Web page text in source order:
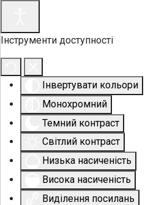
Інструменти доступності
Інвертувати кольори
Монохромний
Темний контраст
Світлий контраст
Низька насиченість
Висока насиченість
Виділення посилань